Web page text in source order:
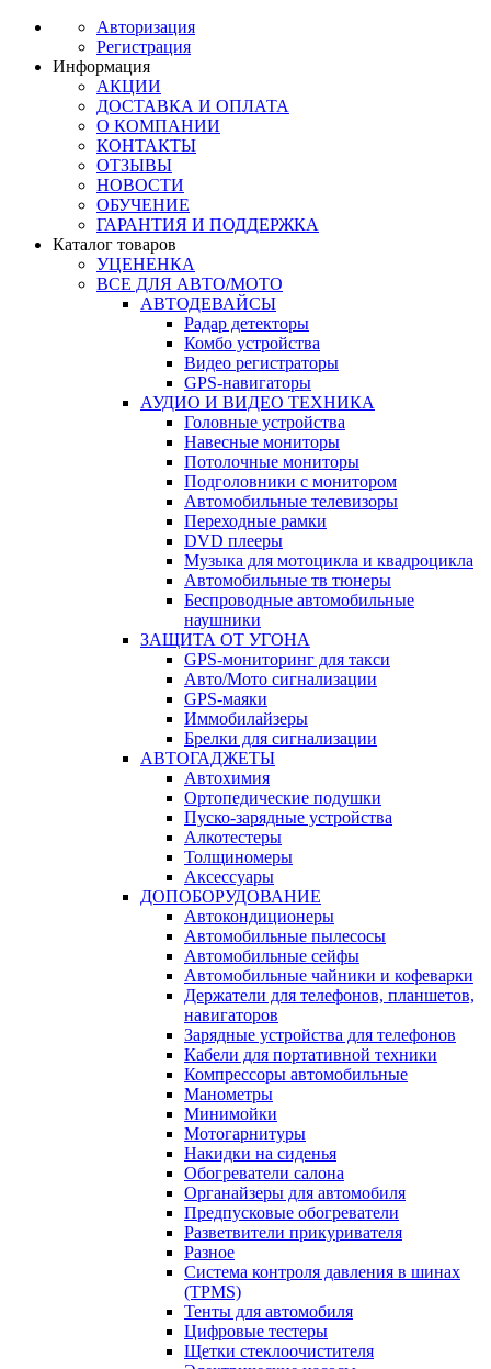
Авторизация
Регистрация
Информация
АКЦИИ
ДОСТАВКА И ОПЛАТА
О КОМПАНИИ
КОНТАКТЫ
ОТЗЫВЫ
НОВОСТИ
ОБУЧЕНИЕ
ГАРАНТИЯ И ПОДДЕРЖКА
Каталог товаров
УЦЕНЕНКА
ВСЕ ДЛЯ АВТО/МОТО
АВТОДЕВАЙСЫ
Радар детекторы
Комбо устройства
Видео регистраторы
GPS-навигаторы
АУДИО И ВИДЕО ТЕХНИКА
Головные устройства
Навесные мониторы
Потолочные мониторы
Подголовники с монитором
Автомобильные телевизоры
Переходные рамки
DVD плееры
Музыка для мотоцикла и квадроцикла
Автомобильные тв тюнеры
Беспроводные автомобильные
наушники
ЗАЩИТА ОТ УГОНА
GPS-мониторинг для такси
Авто/Мото сигнализации
GPS-маяки
Иммобилайзеры
Брелки для сигнализации
АВТОГАДЖЕТЫ
Автохимия
Ортопедические подушки
Пуско-зарядные устройства
Алкотестеры
Толщиномеры
Аксессуары
ДОПОБОРУДОВАНИЕ
Автокондиционеры
Автомобильные пылесосы
Автомобильные сейфы
Автомобильные чайники и кофеварки
Держатели для телефонов, планшетов,
навигаторов
Зарядные устройства для телефонов
Кабели для портативной техники
Компрессоры автомобильные
Манометры
Минимойки
Мотогарнитуры
Накидки на сиденья
Обогреватели салона
Органайзеры для автомобиля
Предпусковые обогреватели
Разветвители прикуривателя
Разное
Система контроля давления в шинах
(TPMS)
Тенты для автомобиля
Цифровые тестеры
Щетки стеклоочистителя